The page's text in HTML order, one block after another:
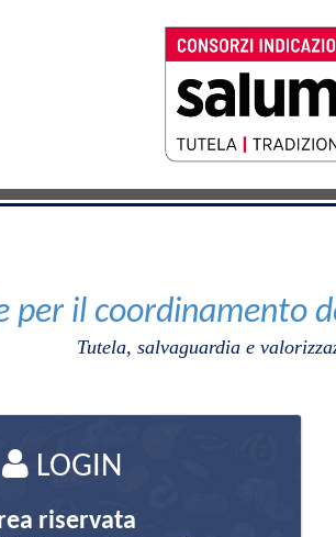
per il coordinamento
Tutela, salvaguardia e
LOGIN
riservata